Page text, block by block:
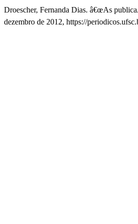
Droescher, Fernanda Dias. â€œAs
dezembro de 2012, https://